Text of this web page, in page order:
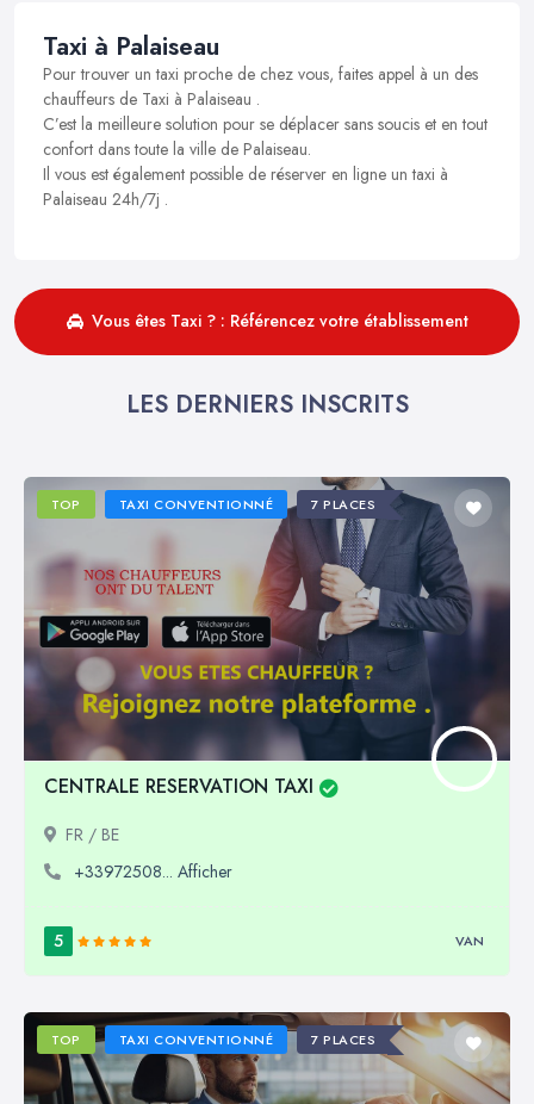
Taxi à Palaiseau
Pour trouver un taxi proche de chez vous, faites appel à un des
chauffeurs de Taxi à Palaiseau .
C’est la meilleure solution pour se déplacer sans soucis et en tout
confort dans toute la ville de Palaiseau.
Il vous est également possible de réserver en ligne un taxi à
Palaiseau 24h/7j .
Vous êtes Taxi ? : Référencez votre établissement
LES DERNIERS INSCRITS
TOP TAXI CONVENTIONNÉ 7 PLACES
CENTRALE RESERVATION TAXI
FR / BE
+33972508... Afficher
5 VAN
TOP TAXI CONVENTIONNÉ 7 PLACES